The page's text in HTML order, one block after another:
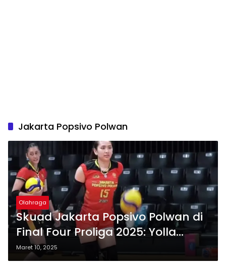
Jakarta Popsivo Polwan
Olahraga
Skuad Jakarta Popsivo Polwan di
Final Four Proliga 2025: Yolla
Yuliana Bergabung, Masih Cari
Pemain Asing
Maret 10, 2025